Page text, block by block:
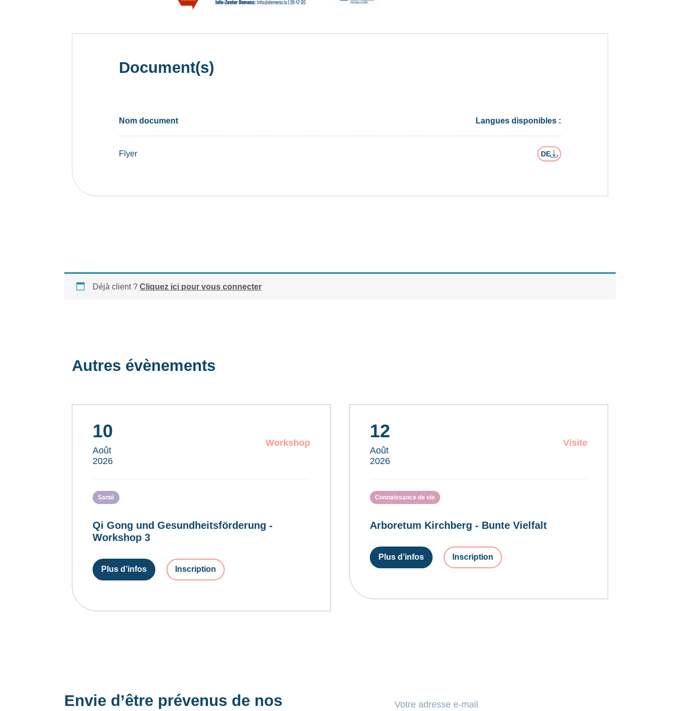
Document(s)
Nom document Langues disponibles :
Flyer DE
Déjà client ? Cliquez ici pour vous connecter
Autres évènements
10
Août
2026
Workshop
Santé
Qi Gong und Gesundheitsförderung -
Workshop 3
Plus d’infos Inscription
12
Août
2026
Visite
Connaissance de vie
Arboretum Kirchberg - Bunte Vielfalt
Plus d’infos Inscription
Envie d’être prévenus de nos